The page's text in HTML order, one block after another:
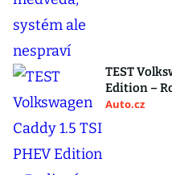
TEST
Edition –
Auto.cz